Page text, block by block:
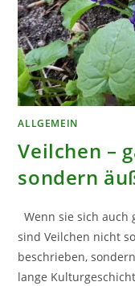
ALLGEMEIN
Veilchen –
sondern
Wenn sie sich
sind Veilchen nicht
beschrieben,
lange